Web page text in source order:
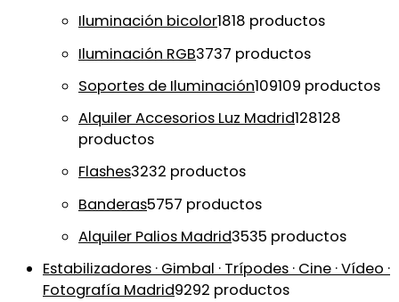
Iluminación bicolor1818 productos
Iluminación RGB3737 productos
Soportes de Iluminación109109 productos
Alquiler Accesorios Luz Madrid128128
productos
Flashes3232 productos
Banderas5757 productos
Alquiler Palios Madrid3535 productos
Estabilizadores · Gimbal · Trípodes · Cine · Vídeo ·
Fotografía Madrid9292 productos